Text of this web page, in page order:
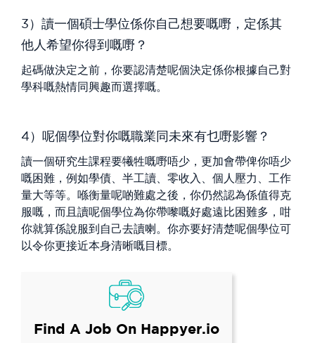
3）讀一個碩士學位係你自己想要嘅嘢，定係其
他人希望你得到嘅嘢？
起碼做決定之前，你要認清楚呢個決定係你根據自己對
學科嘅熱情同興趣而選擇嘅。
4）呢個學位對你嘅職業同未來有乜嘢影響？
讀一個研究生課程要犧牲嘅嘢唔少，更加會帶俾你唔少
嘅困難，例如學債、半工讀、零收入、個人壓力、工作
量大等等。喺衡量呢啲難處之後，你仍然認為係值得克
服嘅，而且讀呢個學位為你帶嚟嘅好處遠比困難多，咁
你就算係說服到自己去讀喇。你亦要好清楚呢個學位可
以令你更接近本身清晰嘅目標。
Find A Job On Happyer.io